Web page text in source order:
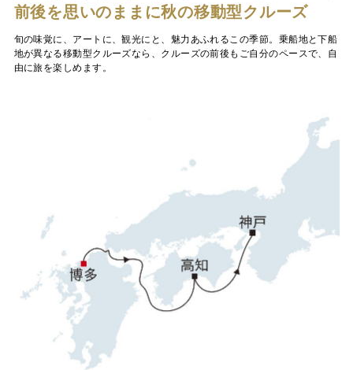
前後を思いのままに秋の移動型クルーズ
旬の味覚に、アートに、観光にと、魅力あふれるこの季節。乗船地と下船
地が異なる移動型クルーズなら、クルーズの前後もご自分のペースで、自
由に旅を楽しめます。